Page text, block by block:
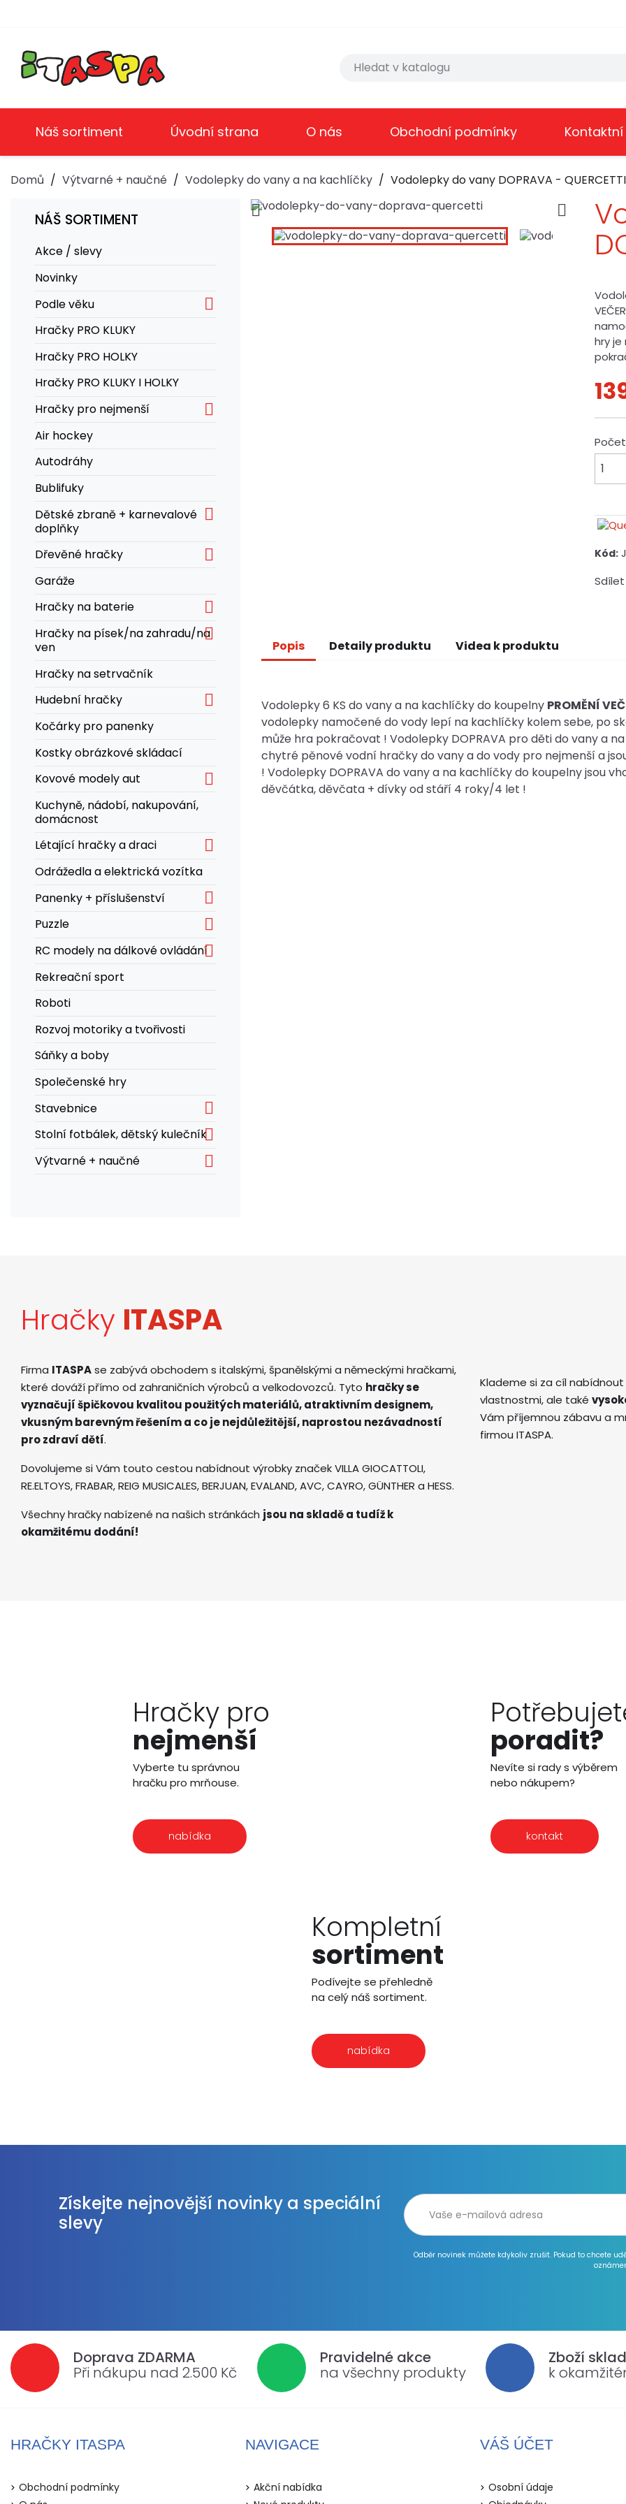
Náš sortiment Úvodní strana O nás Obchodní podmínky
Domů Výtvarné + naučné Vodolepky do vany a na kachlíčky Vodolepky do vany DOPRAVA - QUERCETTI
NÁŠ SORTIMENT
Akce / slevy
Novinky
Podle věku

Hračky PRO KLUKY
Hračky PRO HOLKY
Hračky PRO KLUKY I HOLKY
Hračky pro nejmenší

Air hockey
Autodráhy
Bublifuky
Dětské zbraně + karnevalové
doplňky

Dřevěné hračky 
Garáže
Hračky na baterie

Hračky na písek/na zahradu/na
ven

Hračky na setrvačník
Hudební hračky

Kočárky pro panenky
Kostky obrázkové skládací
Kovové modely aut

Kuchyně, nádobí, nakupování,
domácnost
Létající hračky a draci

Odrážedla a elektrická vozítka
Panenky + příslušenství

Puzzle 
RC modely na dálkové ovládání
Rekreační sport
Roboti
Rozvoj motoriky a tvořivosti
Sáňky a boby
Společenské hry
Stavebnice

Stolní fotbálek, dětský kulečník
Výtvarné + naučné 
 
hry
Počet
Kód:
Sdílet
Popis Detaily produktu Videa k produktu
Vodolepky 6 KS do vany a na kachlíčky do koupelny PROMĚNÍ
vodolepky namočené do vody lepí na kachlíčky kolem sebe, po
může hra pokračovat ! Vodolepky DOPRAVA pro děti do vany a
chytré pěnové vodní hračky do vany a do vody pro nejmenší a
! Vodolepky DOPRAVA do vany a na kachlíčky do koupelny jsou
děvčátka, děvčata + dívky od stáří 4 roky/4 let !
Hračky ITASPA
Firma ITASPAse zabývá obchodem s italskými, španělskými a německými hračkami,
které dováží přímo od zahraničních výrobců a velkodovozců. Tyto hračky se
vyznačují špičkovou kvalitou použitých materiálů, atraktivním designem,
vkusným barevným řešením a co je nejdůležitější, naprostou nezávadností
pro zdraví dětí.
Dovolujeme si Vám touto cestou nabídnout výrobky značek VILLA GIOCATTOLI,
RE.ELTOYS, FRABAR, REIG MUSICALES, BERJUAN, EVALAND, AVC, CAYRO, GÜNTHER a HESS.
Všechny hračky nabízené na našich stránkách jsou na skladě a tudíž k
okamžitému dodání!
Klademe si za cíl
vlastnostmi, ale také
Vám příjemnou zábavu a
firmou ITASPA.
Hračky pro
nejmenší
Vyberte tu správnou
hračku pro mrňouse.
nabídka
poradit?
Nevíte si rady s výběrem
nebo nákupem?
kontakt
Kompletní
sortiment
Podívejte se přehledně
na celý náš sortiment.
nabídka
Získejte nejnovější novinky a speciální
slevy
Odběr novinek můžete kdykoliv zrušit. Pokud to chcete
Doprava ZDARMA
Při nákupu nad 2.500 Kč
Pravidelné akce
na všechny produkty
Zboží
k
HRAČKY ITASPA
Obchodní podmínky
NAVIGACE
Akční nabídka
VÁŠ ÚČET
Osobní údaje